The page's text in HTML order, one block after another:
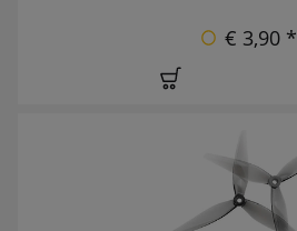
€ 3,90 *